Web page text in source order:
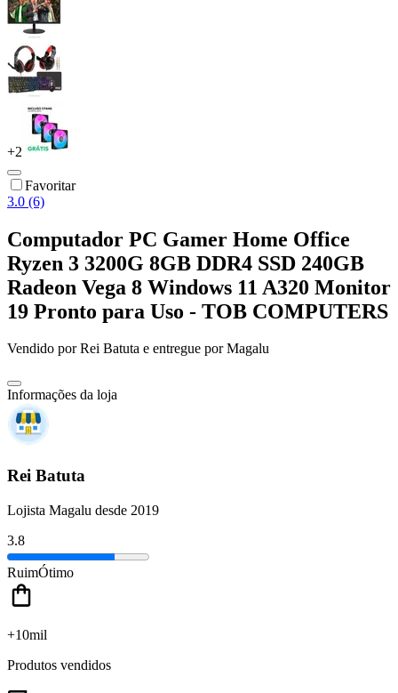
+2
Favoritar
3.0 (6)
Computador PC Gamer Home Office
Ryzen 3 3200G 8GB DDR4 SSD 240GB
Radeon Vega 8 Windows 11 A320 Monitor
19 Pronto para Uso - TOB COMPUTERS
Vendido porRei Batuta e entregue por Magalu
Informações da loja
Rei Batuta
Lojista Magalu desde 2019
3.8
RuimÓtimo
+10mil
Produtos vendidos